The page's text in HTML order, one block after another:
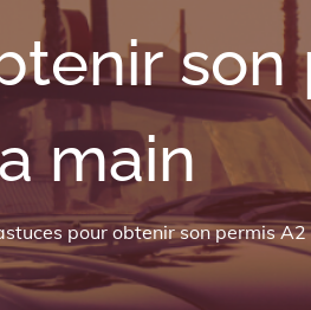
son
main
pour obtenir son permis